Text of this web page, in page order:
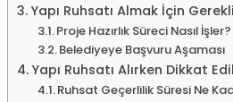
Yapı Ruhsatı Almak İçin
Proje Hazırlık Süreci Nasıl İşler?
Belediyeye Başvuru Aşaması
Yapı Ruhsatı Alırken Dikkat
Ruhsat Geçerlilik Süresi Ne